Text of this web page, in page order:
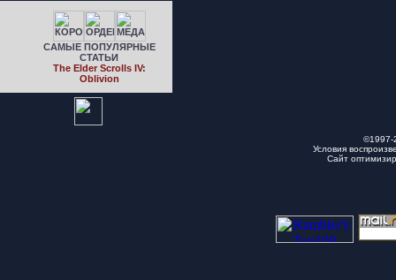
САМЫЕ ПОПУЛЯРНЫЕ
СТАТЬИ
The Elder Scrolls IV:
Oblivion
Условия
Сайт